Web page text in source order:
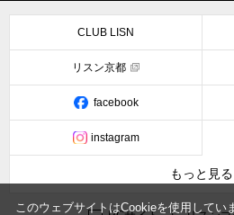
CLUB LISN
リスン京都
facebook
instagram
もっと見る
このウェブサイトはCookieを使用してい